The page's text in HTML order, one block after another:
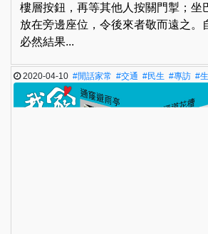
樓層按鈕，再等其他人按關門掣；坐
放在旁邊座位，令後來者敬而遠之。
必然結果...
2020-04-10#閒話家常 #交通 #民生 #專訪 #